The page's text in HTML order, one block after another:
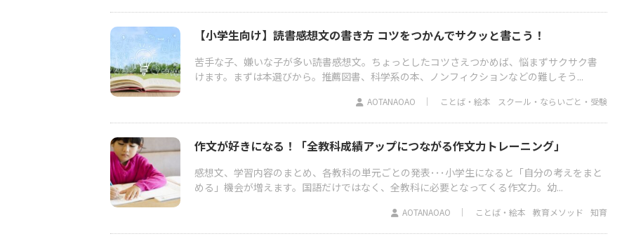
【小学生向け】読書感想文の書き方 コツをつかんでサクッと書こう！
苦手な子、嫌いな子が多い読書感想文。ちょっとしたコツさえつかめば、悩まずサクサク書
けます。まずは本選びから。推薦図書、科学系の本、ノンフィクションなどの難しそう...
AOTANAOAO ことば・絵本 スクール・ならいごと・受験
作文が好きになる！「全教科成績アップにつながる作文力トレーニング」
感想文、学習内容のまとめ、各教科の単元ごとの発表･･･小学生になると「自分の考えをまと
める」機会が増えます。国語だけではなく、全教科に必要となってくる作文力。幼...
AOTANAOAO ことば・絵本 教育メソッド 知育